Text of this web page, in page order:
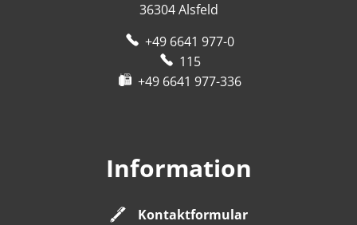
36304 Alsfeld
+49 6641 977-0
115
+49 6641 977-336
Information
Kontaktformular